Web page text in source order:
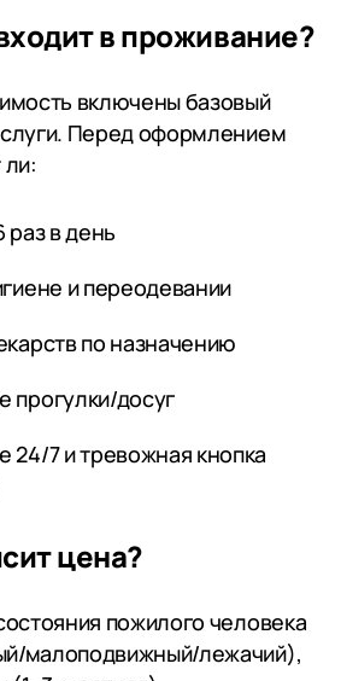
в проживание?
включены базовый
Перед оформлением
ли:
раз в день
и переодевании
по назначению
прогулки/досуг
24/7 и тревожная кнопка
цена?
пожилого человека
малоподвижный/лежачий),